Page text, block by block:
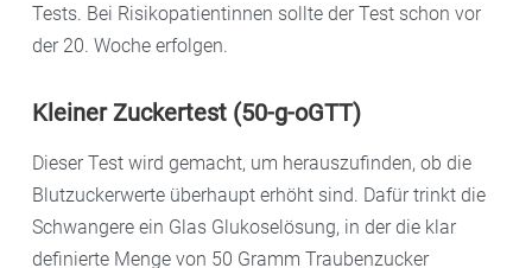
Tests. Bei Risikopatientinnen sollte der Test schon vor
der 20. Woche erfolgen.
Kleiner Zuckertest (50-g-oGTT)
Dieser Test wird gemacht, um herauszufinden, ob die
Blutzuckerwerte überhaupt erhöht sind. Dafür trinkt die
Schwangere ein Glas Glukoselösung, in der die klar
definierte Menge von 50 Gramm Traubenzucker